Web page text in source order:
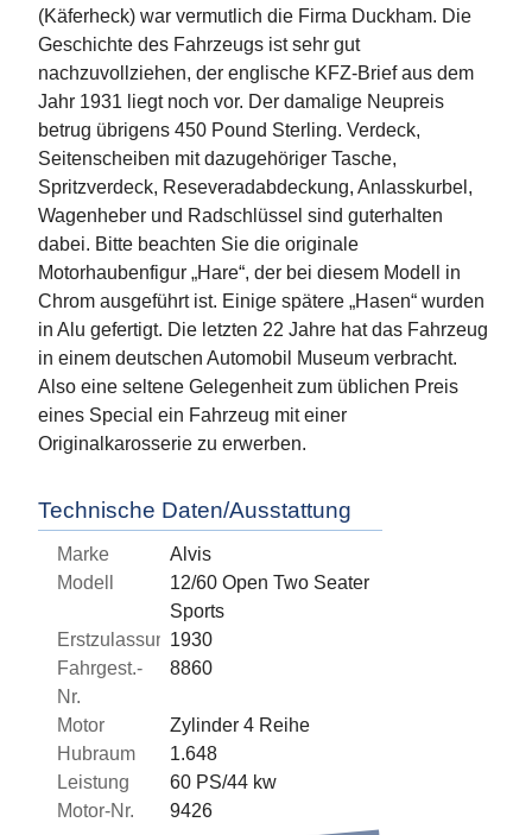
(Käferheck) war vermutlich die Firma Duckham. Die
Geschichte des Fahrzeugs ist sehr gut
nachzuvollziehen, der englische KFZ-Brief aus dem
Jahr 1931 liegt noch vor. Der damalige Neupreis
betrug übrigens 450 Pound Sterling. Verdeck,
Seitenscheiben mit dazugehöriger Tasche,
Spritzverdeck, Reseveradabdeckung, Anlasskurbel,
Wagenheber und Radschlüssel sind guterhalten
dabei. Bitte beachten Sie die originale
Motorhaubenfigur „Hare“, der bei diesem Modell in
Chrom ausgeführt ist. Einige spätere „Hasen“ wurden
in Alu gefertigt. Die letzten 22 Jahre hat das Fahrzeug
in einem deutschen Automobil Museum verbracht.
Also eine seltene Gelegenheit zum üblichen Preis
eines Special ein Fahrzeug mit einer
Originalkarosserie zu erwerben.
Technische Daten/Ausstattung
Marke
Alvis
Modell
12/60 Open Two Seater
Sports
Erstzulassung1930
Fahrgest.-
Nr.
8860
Motor
Zylinder 4 Reihe
Hubraum
1.648
Leistung
60 PS/44 kw
Motor-Nr.
9426